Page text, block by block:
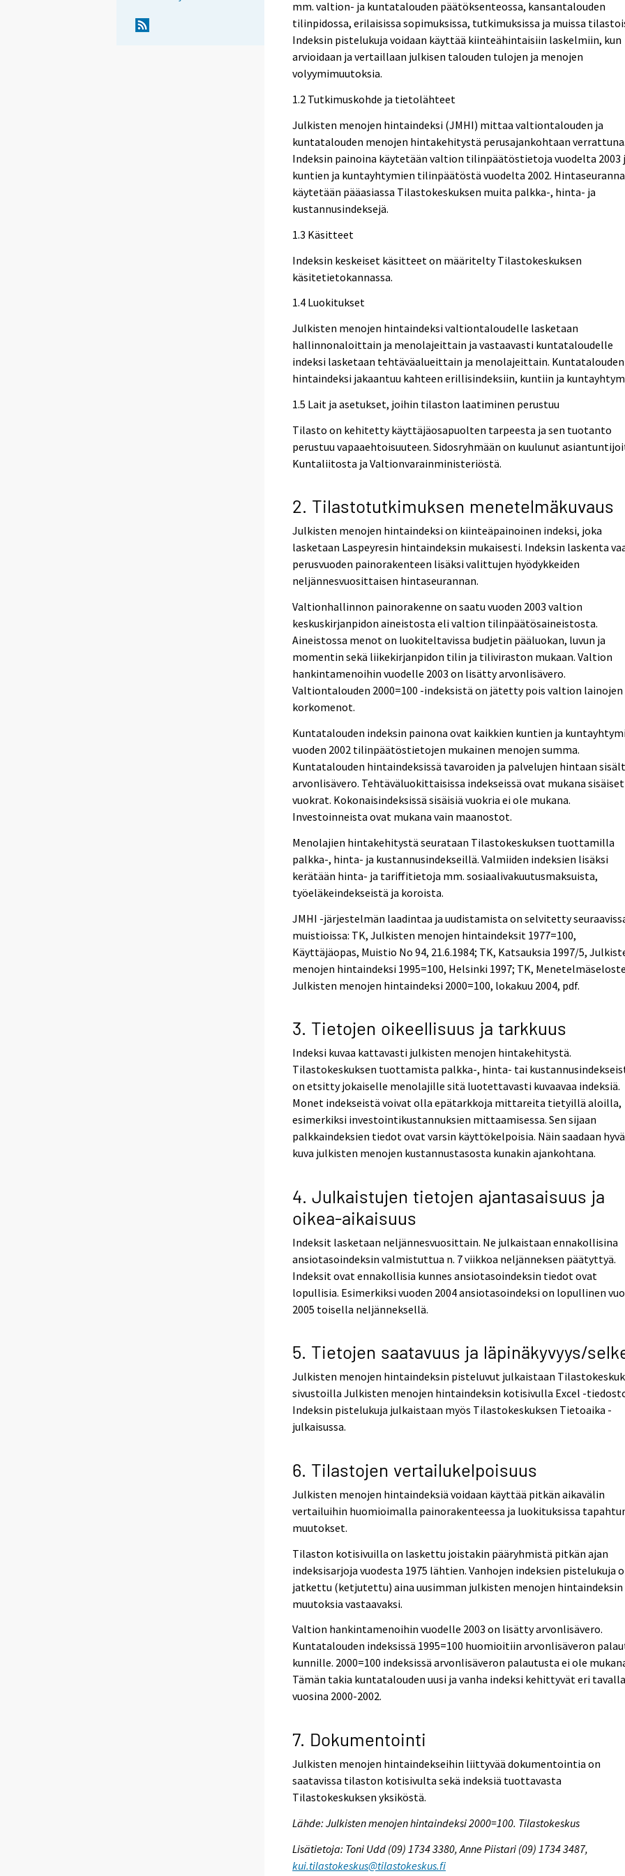
mm. valtion- ja kuntatalouden päätöksenteossa, kansantalouden
tilinpidossa, erilaisissa sopimuksissa, tutkimuksissa ja muissa
Indeksin pistelukuja voidaan käyttää kiinteähintaisiin laskelmiin, kun
arvioidaan ja vertaillaan julkisen talouden tulojen ja menojen
volyymimuutoksia.
1.2 Tutkimuskohde ja tietolähteet
Julkisten menojen hintaindeksi (JMHI) mittaa valtiontalouden ja
kuntatalouden menojen hintakehitystä perusajankohtaan verrattuna.
Indeksin painoina käytetään valtion tilinpäätöstietoja vuodelta 2003
kuntien ja kuntayhtymien tilinpäätöstä vuodelta 2002.
käytetään pääasiassa Tilastokeskuksen muita palkka-, hinta- ja
kustannusindeksejä.
1.3 Käsitteet
Indeksin keskeiset käsitteet on määritelty Tilastokeskuksen
käsitetietokannassa.
1.4 Luokitukset
Julkisten menojen hintaindeksi valtiontaloudelle lasketaan
hallinnonaloittain ja menolajeittain ja vastaavasti kuntataloudelle
indeksi lasketaan tehtäväalueittain ja menolajeittain. Kuntatalouden
hintaindeksi jakaantuu kahteen erillisindeksiin, kuntiin ja
1.5 Lait ja asetukset, joihin tilaston laatiminen perustuu
Tilasto on kehitetty käyttäjäosapuolten tarpeesta ja sen tuotanto
perustuu vapaaehtoisuuteen. Sidosryhmään on kuulunut
Kuntaliitosta ja Valtionvarainministeriöstä.
2. Tilastotutkimuksen menetelmäkuvaus
Julkisten menojen hintaindeksi on kiinteäpainoinen indeksi, joka
lasketaan Laspeyresin hintaindeksin mukaisesti. Indeksin laskenta
perusvuoden painorakenteen lisäksi valittujen hyödykkeiden
neljännesvuosittaisen hintaseurannan.
Valtionhallinnon painorakenne on saatu vuoden 2003 valtion
keskuskirjanpidon aineistosta eli valtion tilinpäätösaineistosta.
Aineistossa menot on luokiteltavissa budjetin pääluokan, luvun ja
momentin sekä liikekirjanpidon tilin ja tiliviraston mukaan. Valtion
hankintamenoihin vuodelle 2003 on lisätty arvonlisävero.
Valtiontalouden 2000=100 -indeksistä on jätetty pois valtion lainojen
korkomenot.
Kuntatalouden indeksin painona ovat kaikkien kuntien ja
vuoden 2002 tilinpäätöstietojen mukainen menojen summa.
Kuntatalouden hintaindeksissä tavaroiden ja palvelujen hintaan
arvonlisävero. Tehtäväluokittaisissa indekseissä ovat mukana sisäiset
vuokrat. Kokonaisindeksissä sisäisiä vuokria ei ole mukana.
Investoinneista ovat mukana vain maanostot.
Menolajien hintakehitystä seurataan Tilastokeskuksen tuottamilla
palkka-, hinta- ja kustannusindekseillä. Valmiiden indeksien lisäksi
kerätään hinta- ja tariffitietoja mm. sosiaalivakuutusmaksuista,
työeläkeindekseistä ja koroista.
JMHI -järjestelmän laadintaa ja uudistamista on selvitetty
muistioissa: TK, Julkisten menojen hintaindeksit 1977=100,
Käyttäjäopas, Muistio No 94, 21.6.1984; TK, Katsauksia 1997/5,
menojen hintaindeksi 1995=100, Helsinki 1997; TK,
Julkisten menojen hintaindeksi 2000=100, lokakuu 2004, pdf.
3. Tietojen oikeellisuus ja tarkkuus
Indeksi kuvaa kattavasti julkisten menojen hintakehitystä.
Tilastokeskuksen tuottamista palkka-, hinta- tai
on etsitty jokaiselle menolajille sitä luotettavasti kuvaavaa indeksiä.
Monet indekseistä voivat olla epätarkkoja mittareita tietyillä aloilla,
esimerkiksi investointikustannuksien mittaamisessa. Sen sijaan
palkkaindeksien tiedot ovat varsin käyttökelpoisia. Näin saadaan hyvä
kuva julkisten menojen kustannustasosta kunakin ajankohtana.
4. Julkaistujen tietojen ajantasaisuus ja
oikea-aikaisuus
Indeksit lasketaan neljännesvuosittain. Ne julkaistaan ennakollisina
ansiotasoindeksin valmistuttua n. 7 viikkoa neljänneksen päätyttyä.
Indeksit ovat ennakollisia kunnes ansiotasoindeksin tiedot ovat
lopullisia. Esimerkiksi vuoden 2004 ansiotasoindeksi on lopullinen
2005 toisella neljänneksellä.
5. Tietojen saatavuus ja läpinäkyvyys/
Julkisten menojen hintaindeksin pisteluvut julkaistaan
sivustoilla Julkisten menojen hintaindeksin kotisivulla Excel -
Indeksin pistelukuja julkaistaan myös Tilastokeskuksen Tietoaika -
julkaisussa.
6. Tilastojen vertailukelpoisuus
Julkisten menojen hintaindeksiä voidaan käyttää pitkän aikavälin
vertailuihin huomioimalla painorakenteessa ja luokituksissa
muutokset.
Tilaston kotisivuilla on laskettu joistakin pääryhmistä pitkän ajan
indeksisarjoja vuodesta 1975 lähtien. Vanhojen indeksien pistelukuja
jatkettu (ketjutettu) aina uusimman julkisten menojen hintaindeksin
muutoksia vastaavaksi.
Valtion hankintamenoihin vuodelle 2003 on lisätty arvonlisävero.
Kuntatalouden indeksissä 1995=100 huomioitiin arvonlisäveron
kunnille. 2000=100 indeksissä arvonlisäveron palautusta ei ole
Tämän takia kuntatalouden uusi ja vanha indeksi kehittyvät eri tavalla
vuosina 2000-2002.
7. Dokumentointi
Julkisten menojen hintaindekseihin liittyvää dokumentointia on
saatavissa tilaston kotisivulta sekä indeksiä tuottavasta
Tilastokeskuksen yksiköstä.
Lähde: Julkisten menojen hintaindeksi 2000=100. Tilastokeskus
Lisätietoja: Toni Udd (09) 1734 3380, Anne Piistari (09) 1734 3487,
kui.tilastokeskus@tilastokeskus.fi